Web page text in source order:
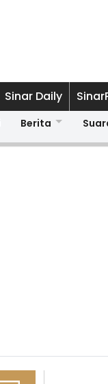
Sinar Daily
Berita